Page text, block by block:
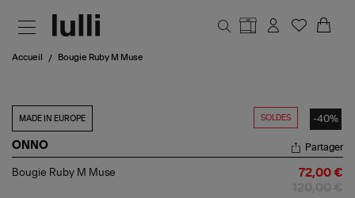
Accueil Bougie Ruby M Muse
SOLDES -40%
MADE IN EUROPE
ONNO
Bougie
Partager
Bougie Ruby M Muse 72,00 €